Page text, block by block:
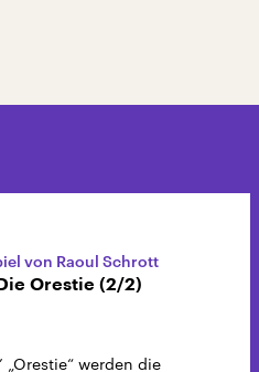
von Raoul Schrott
Orestie (2/2)
„Orestie“ werden die